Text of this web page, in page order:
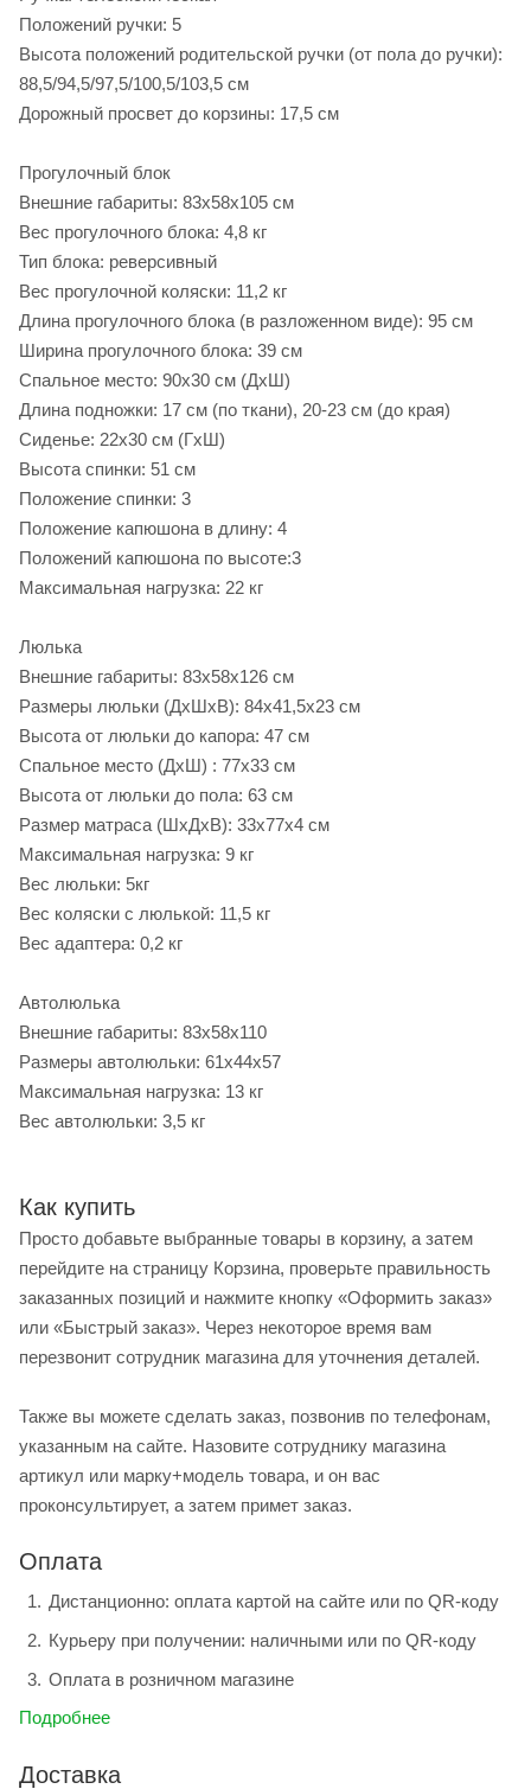
Положений ручки: 5
Высота положений родительской ручки (от пола до ручки):
88,5/94,5/97,5/100,5/103,5 см
Дорожный просвет до корзины: 17,5 см
Прогулочный блок
Внешние габариты: 83х58х105 см
Вес прогулочного блока: 4,8 кг
Тип блока: реверсивный
Вес прогулочной коляски: 11,2 кг
Длина прогулочного блока (в разложенном виде): 95 см
Ширина прогулочного блока: 39 см
Спальное место: 90х30 см (ДхШ)
Длина подножки: 17 см (по ткани), 20-23 см (до края)
Сиденье: 22х30 см (ГхШ)
Высота спинки: 51 см
Положение спинки: 3
Положение капюшона в длину: 4
Положений капюшона по высоте:3
Максимальная нагрузка: 22 кг
Люлька
Внешние габариты: 83x58x126 см
Размеры люльки (ДхШхВ): 84х41,5х23 см
Высота от люльки до капора: 47 см
Спальное место (ДхШ) : 77х33 см
Высота от люльки до пола: 63 см
Размер матраса (ШхДхВ): 33х77х4 см
Максимальная нагрузка: 9 кг
Вес люльки: 5кг
Вес коляски с люлькой: 11,5 кг
Вес адаптера: 0,2 кг
Автолюлька
Внешние габариты: 83х58х110
Размеры автолюльки: 61х44х57
Максимальная нагрузка: 13 кг
Вес автолюльки: 3,5 кг
Как купить
Просто добавьте выбранные товары в корзину, а затем
перейдите на страницу Корзина, проверьте правильность
заказанных позиций и нажмите кнопку «Оформить заказ»
или «Быстрый заказ». Через некоторое время вам
перезвонит сотрудник магазина для уточнения деталей.
Также вы можете сделать заказ, позвонив по телефонам,
указанным на сайте. Назовите сотруднику магазина
артикул или марку+модель товара, и он вас
проконсультирует, а затем примет заказ.
Оплата
Дистанционно: оплата картой на сайте или по QR-коду
Курьеру при получении: наличными или по QR-коду
Оплата в розничном магазине
Подробнее
Доставка